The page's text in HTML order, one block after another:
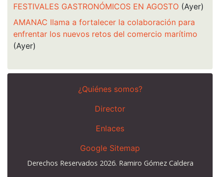
FESTIVALES GASTRONÓMICOS EN AGOSTO (Ayer)
AMANAC llama a fortalecer la colaboración para
enfrentar los nuevos retos del comercio marítimo
(Ayer)
¿Quiénes somos?
Director
Enlaces
Google Sitemap
Derechos Reservados 2026. Ramiro Gómez Caldera